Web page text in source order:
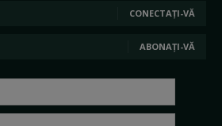
CONECTAȚI-VĂ
ABONAȚI-VĂ